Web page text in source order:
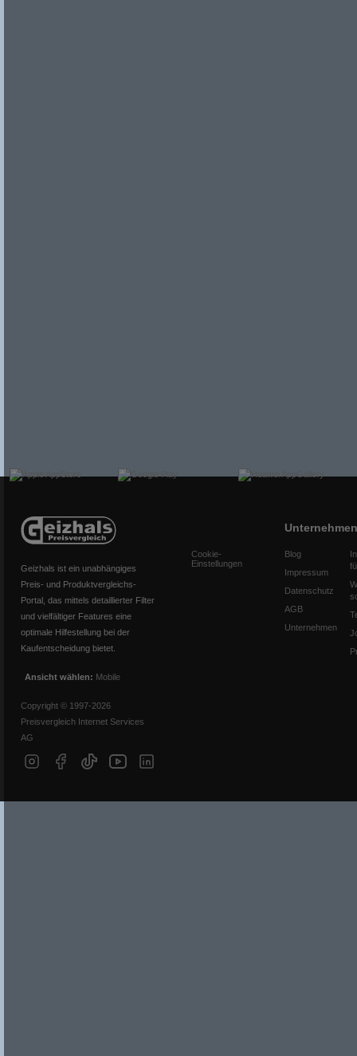
Geizhals ist ein unabhängiges
Preis- und Produktvergleichs-
Portal, das mittels detaillierter Filter
und vielfältiger Features eine
optimale Hilfestellung bei der
Kaufentscheidung bietet.
Ansicht wählen: Mobile
Copyright © 1997-2026
Preisvergleich Internet Services
AG
Cookie-
Einstellungen
Unternehmen
Blog
Impressum
Datenschutz
AGB
Unternehmen